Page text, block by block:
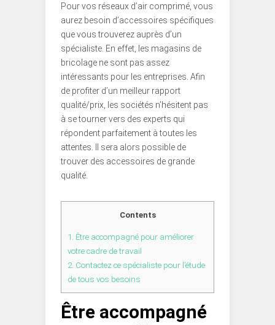
Pour vos réseaux d’air comprimé, vous
aurez besoin d’accessoires spécifiques
que vous trouverez auprès d’un
spécialiste. En effet, les magasins de
bricolage ne sont pas assez
intéressants pour les entreprises. Afin
de profiter d’un meilleur rapport
qualité/prix, les sociétés n’hésitent pas
à se tourner vers des experts qui
répondent parfaitement à toutes les
attentes. Il sera alors possible de
trouver des accessoires de grande
qualité.
Contents
1. Être accompagné pour améliorer
votre cadre de travail
2. Contactez ce spécialiste pour l’étude
de tous vos besoins
Être accompagné